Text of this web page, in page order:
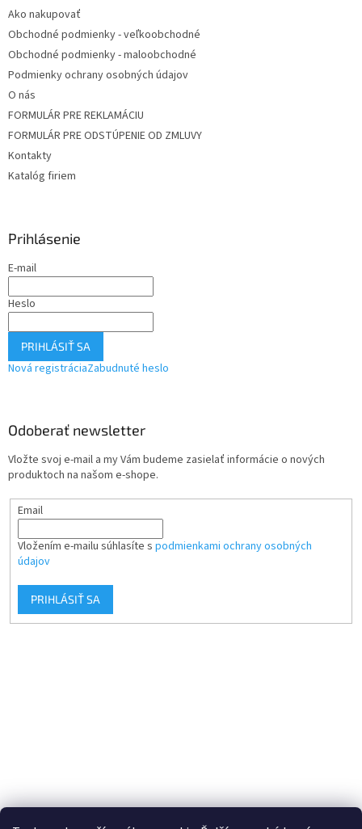
Ako nakupovať
Obchodné podmienky - veľkoobchodné
Obchodné podmienky - maloobchodné
Podmienky ochrany osobných údajov
O nás
FORMULÁR PRE REKLAMÁCIU
FORMULÁR PRE ODSTÚPENIE OD ZMLUVY
Kontakty
Katalóg firiem
Prihlásenie
E-mail
Heslo
PRIHLÁSIŤ SA
Nová registráciaZabudnuté heslo
Odoberať newsletter
Vložte svoj e-mail a my Vám budeme zasielať informácie o nových
produktoch na našom e-shope.
Email
Vložením e-mailu súhlasíte s podmienkami ochrany osobných
údajov
PRIHLÁSIŤ SA